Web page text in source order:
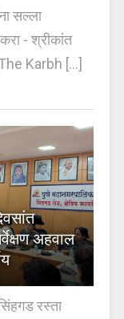
सल्ला
- श्रीकांत
Karbh [...]
अहवाल
रस्ता